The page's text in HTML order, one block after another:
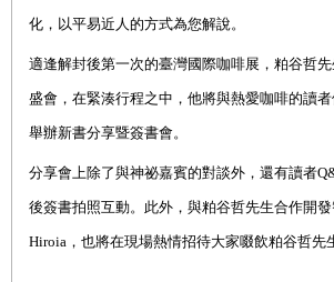
化，以平易近人的方式為您解說。
適逢解封後第一次的臺灣國際咖啡展，粕谷哲
盛會，在緊湊行程之中，他將與熱愛咖啡的讀者
舉辦新書分享暨簽書會。
分享會上除了與神祕嘉賓的對談外，還有讀者
後簽書拍照互動。此外，與粕谷哲先生合作開
Hiroia ，也將在現場熱情招待大家啜飲粕谷哲先